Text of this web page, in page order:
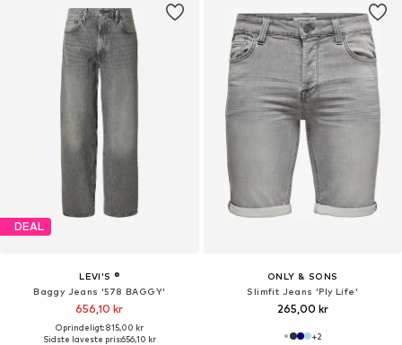
DEAL
LEVI'S ®
Baggy Jeans '578 BAGGY'
656,10 kr
Oprindeligt: 815,00 kr
Sidste laveste pris:656,10 kr
ONLY & SONS
Slimfit Jeans 'Ply Life'
265,00 kr
+2